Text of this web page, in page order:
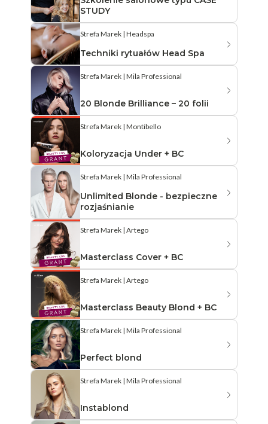
STUDY
Strefa Marek | Headspa
Techniki rytuałów Head Spa
Strefa Marek | Mila Professional
20 Blonde Brilliance – 20 folii
Strefa Marek | Montibello
Koloryzacja Under + BC
Strefa Marek | Mila Professional
Unlimited Blonde - bezpieczne
rozjaśnianie
Strefa Marek | Artego
Masterclass Cover + BC
Strefa Marek | Artego
Masterclass Beauty Blond + BC
Strefa Marek | Mila Professional
Perfect blond
Strefa Marek | Mila Professional
Instablond